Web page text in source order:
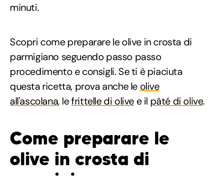
minuti.
Scopri come preparare le olive in crosta di
parmigiano seguendo passo passo
procedimento e consigli. Se ti è piaciuta
questa ricetta, prova anche le olive
all'ascolana, lefrittelle di olive e il pâté di olive.
Come preparare le
olive in crosta di